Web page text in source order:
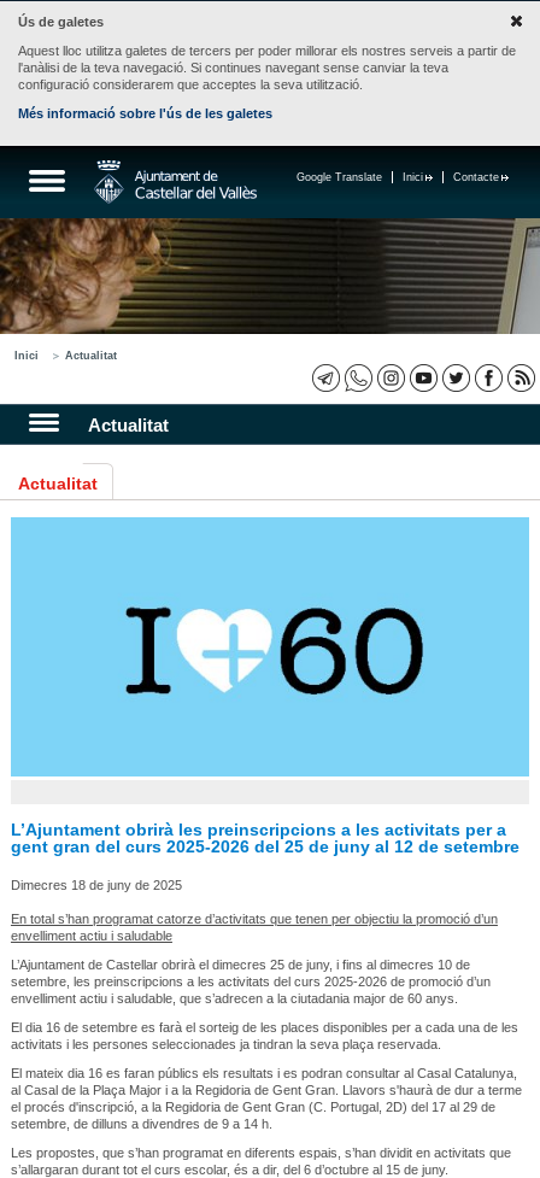
Ús de galetes
Aquest lloc utilitza galetes de tercers per poder millorar els nostres serveis a partir de
l'anàlisi de la teva navegació. Si continues navegant sense canviar la teva
configuració considerarem que acceptes la seva utilització.
Més informació sobre l'ús de les galetes
Contacte
Inici
Google Translate
Inici Actualitat
Actualitat
Actualitat
L’Ajuntament obrirà les preinscripcions a les activitats per a
gent gran del curs 2025-2026 del 25 de juny al 12 de setembre
Dimecres 18 de juny de 2025
En total s’han programat catorze d’activitats que tenen per objectiu la promoció d’un
envelliment actiu i saludable
L’Ajuntament de Castellar obrirà el dimecres 25 de juny, i fins al dimecres 10 de
setembre, les preinscripcions a les activitats del curs 2025-2026 de promoció d’un
envelliment actiu i saludable, que s’adrecen a la ciutadania major de 60 anys.
El dia 16 de setembre es farà el sorteig de les places disponibles per a cada una de les
activitats i les persones seleccionades ja tindran la seva plaça reservada.
El mateix dia 16 es faran públics els resultats i es podran consultar al Casal Catalunya,
al Casal de la Plaça Major i a la Regidoria de Gent Gran. Llavors s'haurà de dur a terme
el procés d'inscripció, a la Regidoria de Gent Gran (C. Portugal, 2D) del 17 al 29 de
setembre, de dilluns a divendres de 9 a 14 h.
Les propostes, que s’han programat en diferents espais, s’han dividit en activitats que
s’allargaran durant tot el curs escolar, és a dir, del 6 d’octubre al 15 de juny.